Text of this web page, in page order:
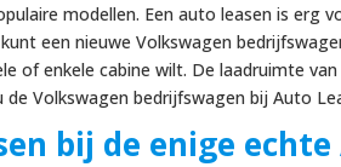
modellen. Een auto leasen is
een nieuwe Volkswagen
of enkele cabine wilt. De laadruimte
de Volkswagen bedrijfswagen bij Auto
bij de enige